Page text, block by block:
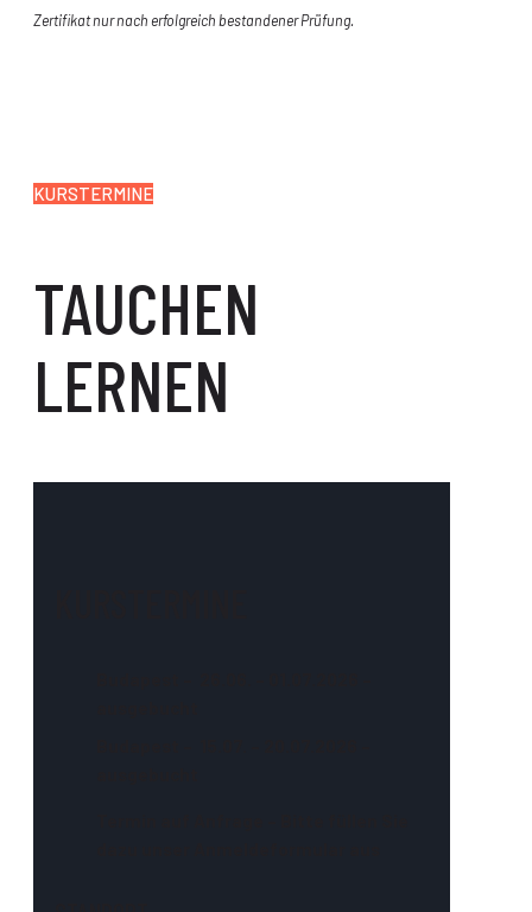
Zertifikat nur nach erfolgreich bestandener Prüfung.
KURSTERMINE
TAUCHEN
LERNEN